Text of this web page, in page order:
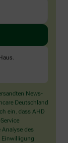
.
News-
Deutschland
ein, dass AHD
Analyse des
Einwilligung